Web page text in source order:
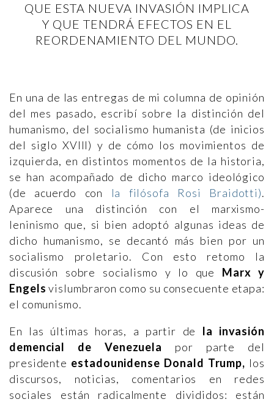
QUE ESTA NUEVA INVASIÓN IMPLICA
Y QUE TENDRÁ EFECTOS EN EL
REORDENAMIENTO DEL MUNDO.
En una de las entregas de mi columna de opinión
del mes pasado, escribí sobre la distinción del
humanismo, del socialismo humanista (de inicios
del siglo XVIII) y de cómo los movimientos de
izquierda, en distintos momentos de la historia,
se han acompañado de dicho marco ideológico
(de acuerdo con
la filósofa Rosi Braidotti).
Aparece una distinción con el marxismo-
leninismo que, si bien adoptó algunas ideas de
dicho humanismo, se decantó más bien por un
socialismo proletario. Con esto retomo la
discusión sobre socialismo y lo que Marx y
Engels vislumbraron como su consecuente etapa:
el comunismo.
En las últimas horas, a partir de
la invasión
demencial de Venezuela por parte del
presidente estadounidense Donald Trump, los
discursos, noticias, comentarios en redes
sociales están radicalmente divididos: están